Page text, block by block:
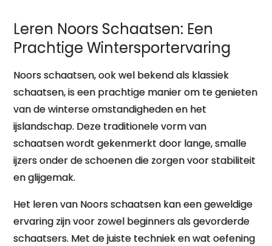
Leren Noors Schaatsen: Een
Prachtige Wintersportervaring
Noors schaatsen, ook wel bekend als klassiek
schaatsen, is een prachtige manier om te genieten
van de winterse omstandigheden en het
ijslandschap. Deze traditionele vorm van
schaatsen wordt gekenmerkt door lange, smalle
ijzers onder de schoenen die zorgen voor stabiliteit
en glijgemak.
Het leren van Noors schaatsen kan een geweldige
ervaring zijn voor zowel beginners als gevorderde
schaatsers. Met de juiste techniek en wat oefening